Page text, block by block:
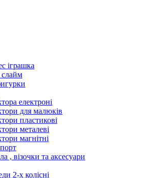
іграшка
електроні
для малюків
пластикові
металеві
магнітні
, візочки та аксесуари
2-х колісні